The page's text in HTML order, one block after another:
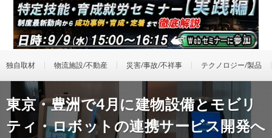
独自取材 物流施設/不動産 災害/事故/不祥事 テクノロジー/製品
東京・豊洲で4月に建物設備とモビリ
ティ・ロボットの連携サービス開発へ